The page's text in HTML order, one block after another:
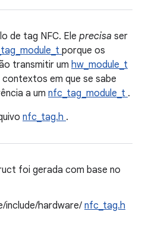
de tag NFC. Ele precisa ser
porque os
transmitir um hw_module_t
contextos em que se sabe
a um nfc_tag_module_t .
nfc_tag.h .
foi gerada com base no
include/hardware/ nfc_tag.h